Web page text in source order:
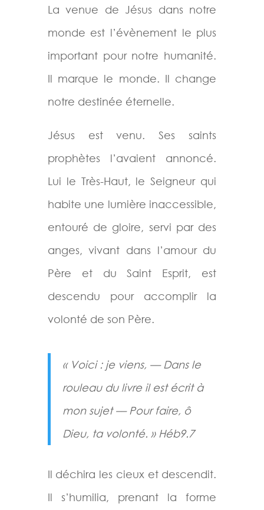
La venue de Jésus dans notre
monde est l’évènement le plus
important pour notre humanité.
Il marque le monde. Il change
notre destinée éternelle.
Jésus est venu. Ses saints
prophètes l’avaient annoncé.
Lui le Très-Haut, le Seigneur qui
habite une lumière inaccessible,
entouré de gloire, servi par des
anges, vivant dans l’amour du
Père et du Saint Esprit, est
descendu pour accomplir la
volonté de son Père.
« Voici : je viens, –– Dans le
rouleau du livre il est écrit à
mon sujet –– Pour faire, ô
Dieu, ta volonté. » Héb9.7
Il déchira les cieux et descendit.
Il s’humilia, prenant la forme